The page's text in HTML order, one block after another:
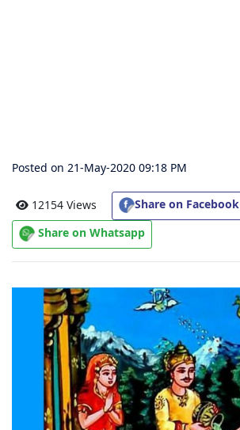
About
Us
Posted on 21-May-2020 09:18 PM
12154 Views
Share on Facebook
Share on Whatsapp